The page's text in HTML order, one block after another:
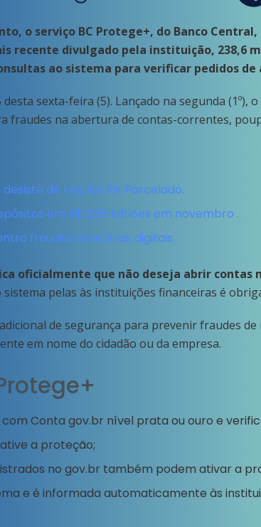
o serviço BC Protege+, do Banco
recente divulgado pela instituição, 238,6
ao sistema para verificar pedidos
sexta-feira (5). Lançado na segunda (1º), o
fraudes na abertura de contas-correntes,
de regular Pix Parcelado.
em R$ 2,85 bilhões em novembro .
fraudes bancárias digitais.
oficialmente que não deseja abrir
sistema pelas às instituições financeiras é
de segurança para prevenir fraudes
em nome do cidadão ou da empresa.
com Conta gov.br nível prata ou ouro e
a proteção;
no gov.br também podem ativar a
e é informada automaticamente às